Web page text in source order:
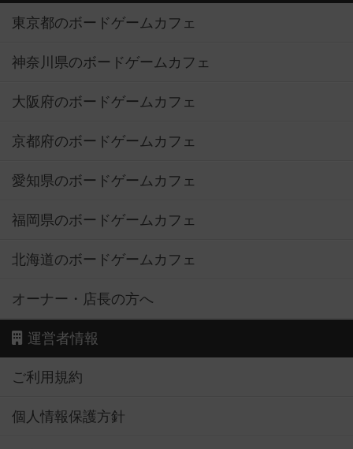
東京都のボードゲームカフェ
神奈川県のボードゲームカフェ
大阪府のボードゲームカフェ
京都府のボードゲームカフェ
愛知県のボードゲームカフェ
福岡県のボードゲームカフェ
北海道のボードゲームカフェ
オーナー・店長の方へ
運営者情報
ご利用規約
個人情報保護方針